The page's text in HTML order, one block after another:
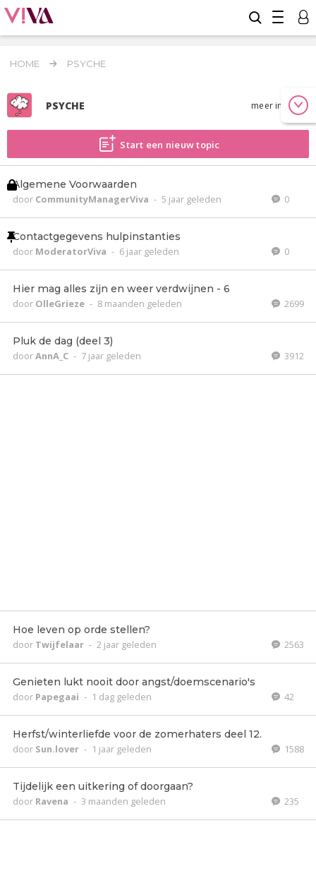
HOME PSYCHE
PSYCHE meer info
Start een nieuw topic
Algemene Voorwaarden
door CommunityManagerViva - 5 jaar geleden 0
Contactgegevens hulpinstanties
door ModeratorViva - 6 jaar geleden 0
Hier mag alles zijn en weer verdwijnen - 6
door OlleGrieze - 8 maanden geleden 2699
Pluk de dag (deel 3)
doorAnnA_C - 7 jaar geleden 3912
Hoe leven op orde stellen?
door Twijfelaar - 2 jaar geleden 2563
Genieten lukt nooit door angst/doemscenario's
door Papegaai - 1 dag geleden 42
Herfst/winterliefde voor de zomerhaters deel 12.
door Sun.lover - 1 jaar geleden 1588
Tijdelijk een uitkering of doorgaan?
door Ravena - 3 maanden geleden 235